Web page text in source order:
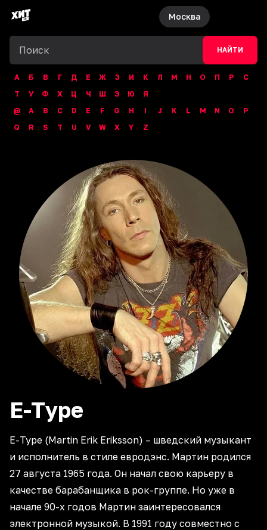
Москва
НАЙТИ
А Б В Г Д Е Ж З И К Л М Н О П Р
С
Т
У Ф Х Ц Ч Ш Э Ю
Я
@
A B C D E F G H I J K L M N O
P
Q
R S T U V W X Y Z
E-Type
E-Type (Martin Erik Eriksson) – шведский музыкант
и исполнитель в стиле евродэнс. Мартин родился
27 августа 1965 года. Он начал свою карьеру в
качестве барабанщика в рок-группе. Но уже в
начале 90-х годов Мартин заинтересовался
электронной музыкой. В 1991 году совместно с